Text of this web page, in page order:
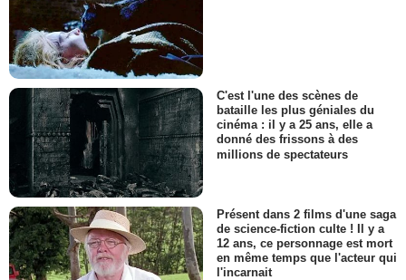
C'est l'une des scènes de
bataille les plus géniales du
cinéma : il y a 25 ans, elle a
donné des frissons à des
millions de spectateurs
Présent dans 2 films d'une saga
de science-fiction culte ! Il y a
12 ans, ce personnage est mort
en même temps que l'acteur qui
l'incarnait